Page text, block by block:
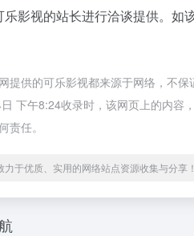
乐影视的站长进行洽谈提供。如
提供的可乐影视都来源于网络，不
下午8:24收录时，该网页上的内容
责任。
力于优质、实用的网络站点资源收集与分享！